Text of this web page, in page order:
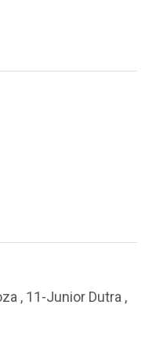
, 11-Junior Dutra ,